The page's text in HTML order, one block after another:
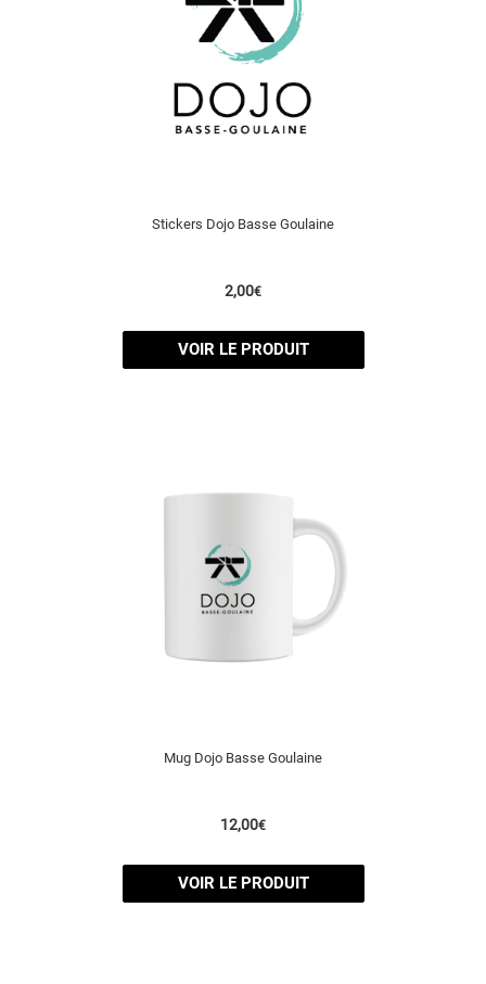
Stickers Dojo Basse Goulaine
2,00€
VOIR LE PRODUIT
Mug Dojo Basse Goulaine
12,00€
VOIR LE PRODUIT